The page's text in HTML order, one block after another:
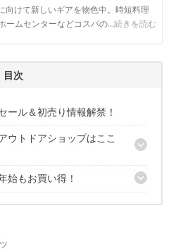
向けて新しいギアを物色中。時短料理
ームセンターなどコスパの良好なギア
...続きを読む
ル
目次
ール＆初売り情報解禁！
ウトドアショップはここ
始もお買い得！